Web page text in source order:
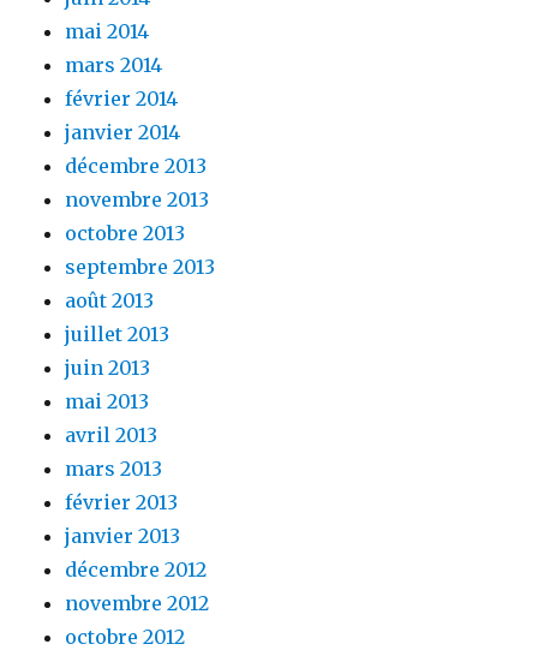
mai 2014
mars 2014
février 2014
janvier 2014
décembre 2013
novembre 2013
octobre 2013
septembre 2013
août 2013
juillet 2013
juin 2013
mai 2013
avril 2013
mars 2013
février 2013
janvier 2013
décembre 2012
novembre 2012
octobre 2012